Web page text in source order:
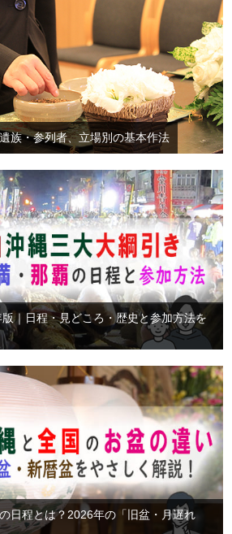
族・参列者、立場別の基本作法
｜日程・見どころ・歴史と参加方法を
日程とは？2026年の「旧盆・月遅れ